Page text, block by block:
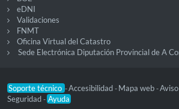
eDNI
Validaciones
FNMT
Oficina Virtual del Catastro
Sede Electrónica Diputación Provincial de A
Soporte técnico -Accesibilidad - Mapa web -
Seguridad - Ayuda